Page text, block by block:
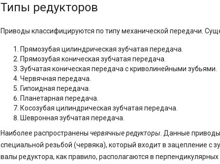
Типы редукторов
Приводы классифицируются по типу механической передачи.
Прямозубая цилиндрическая зубчатая передача.
Прямозубая коническая зубчатая передача.
Зубчатая коническая передача с криволинейными зубьями.
Червячная передача.
Гипоидная передача.
Планетарная передача.
Косозубая цилиндрическая зубчатая передача.
Шевронная зубчатая передача.
Наиболее распространены червячные редукторы . Данные
специальной резьбой (червяка), который входит в зацепление с
валы редуктора, как правило, располагаются в